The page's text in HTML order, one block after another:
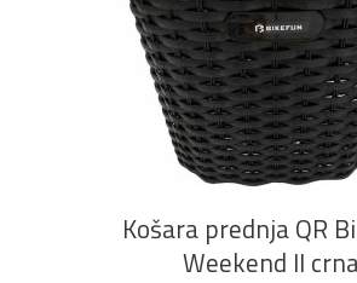
DODAJ U KOŠARICU
Košara prednja QR
Weekend II